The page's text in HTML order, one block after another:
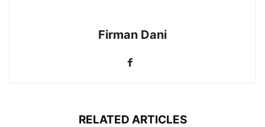
Firman Dani
RELATED ARTICLES